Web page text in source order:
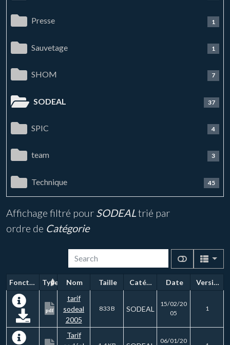
Presse 1
Sauvetage 1
SHOM 7
SODEAL 37
SPIC 4
team 3
Technique 45
Affichage filtré pour SODEALtrié par
ordre de Catégorie
Fonctions Type Nom Taille Catégorie Date Version
pdf
tarif
sodeal
2005
833 B SODEAL
15/02/20
05
1
Tarif
06/01/20